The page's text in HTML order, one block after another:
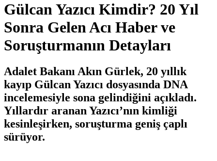
Gülcan Yazıcı Kimdir? 20 Yıl
Sonra Gelen Acı Haber ve
Soruşturmanın Detayları
Adalet Bakanı Akın Gürlek, 20 yıllık
kayıp Gülcan Yazıcı dosyasında DNA
incelemesiyle sona gelindiğini açıkladı.
Yıllardır aranan Yazıcı’nın kimliği
kesinleşirken, soruşturma geniş çaplı
sürüyor.